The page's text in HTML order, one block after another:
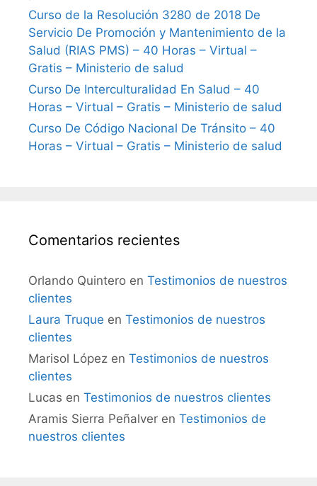
Curso de la Resolución 3280 de 2018 De
Servicio De Promoción y Mantenimiento de la
Salud (RIAS PMS) – 40 Horas – Virtual –
Gratis – Ministerio de salud
Curso De Interculturalidad En Salud – 40
Horas – Virtual – Gratis – Ministerio de salud
Curso De Código Nacional De Tránsito – 40
Horas – Virtual – Gratis – Ministerio de salud
Comentarios recientes
Orlando Quintero en Testimonios de nuestros
clientes
Laura Truque en Testimonios de nuestros
clientes
Marisol López en Testimonios de nuestros
clientes
Lucas en Testimonios de nuestros clientes
Aramis Sierra Peñalver en Testimonios de
nuestros clientes